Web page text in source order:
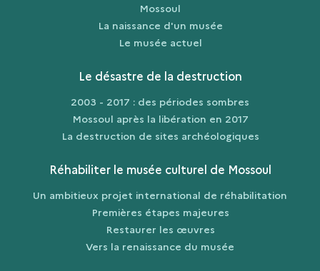
Mossoul
La naissance d'un musée
Le musée actuel
Le désastre de la destruction
2003 - 2017 : des périodes sombres
Mossoul après la libération en 2017
La destruction de sites archéologiques
Réhabiliter le musée culturel de Mossoul
Un ambitieux projet international de réhabilitation
Premières étapes majeures
Restaurer les œuvres
Vers la renaissance du musée